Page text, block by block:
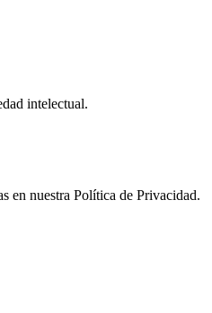
intelectual.
en nuestra Política de Privacidad.